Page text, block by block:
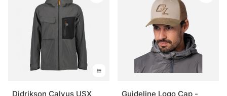
Didrikson Calvus USX
Guideline Logo Cap -